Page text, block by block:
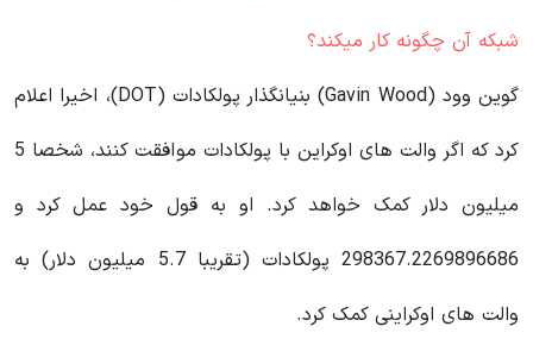
شبکه آن چگونه کار میکند؟
گوین وود (Gavin Wood
) بنیانگذار پولکادات (DOT)، اخیرا اعلام
کرد که اگر والت های اوکراین با پولکادات موافقت کنند، شخصا 5
میلیون دلار کمک خواهد کرد. او به قول خود عمل کرد و
298367.2269896686 پولکادات (تقریبا 5.7 میلیون دلار) به
والت های اوکراینی کمک کرد.